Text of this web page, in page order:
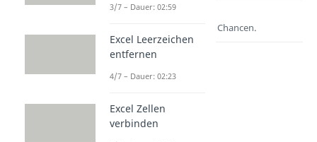
Entdecke hier deine Chancen.
3/7 – Dauer: 02:59
Excel Leerzeichen
entfernen
4/7 – Dauer: 02:23
Excel Zellen
verbinden